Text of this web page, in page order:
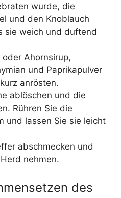
wurde, die
und den Knoblauch
sie weich und duftend
oder Ahornsirup,
und Paprikapulver
anrösten.
ablöschen und die
Rühren Sie die
und lassen Sie sie leicht
abschmecken und
nehmen.
des